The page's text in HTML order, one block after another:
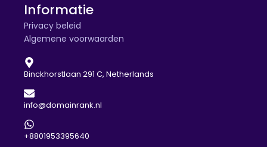
Informatie
Privacy beleid
Algemene voorwaarden
Binckhorstlaan 291 C, Netherlands
info@domainrank.nl
+8801953395640